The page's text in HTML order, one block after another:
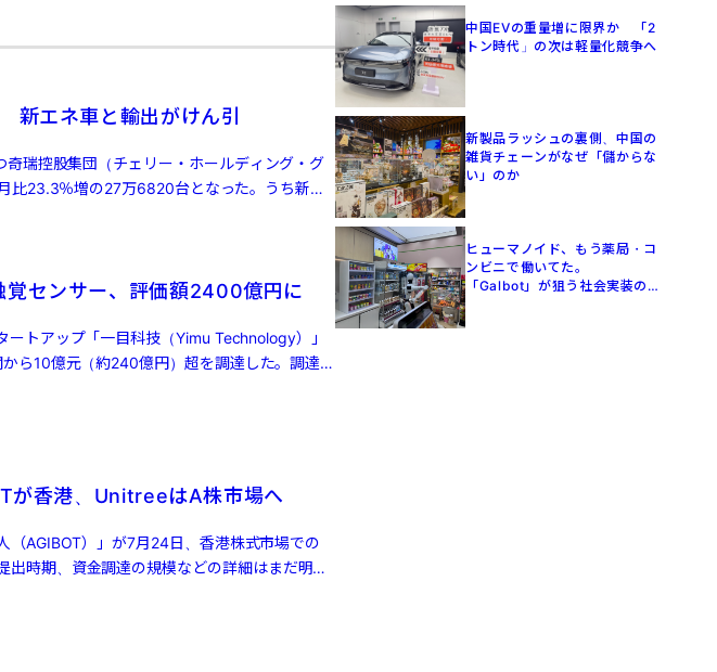
エネ車と輸出がけん引
瑞控股集団（チェリー・ホールディング・グ
比23.3％増の27万6820台となった。うち新エ
センサー、評価額2400億円に
トアップ「一目科技（Yimu Technology）」
ら10億元（約240億円）超を調達した。調達
が香港、UnitreeはA株市場へ
（AGIBOT）」が7月24日、香港株式市場での
出時期、資金調達の規模などの詳細はまだ明ら
中国EVの重量増に限界か 「2
トン時代」の次は軽量化競争へ
新製品ラッシュの裏側、中国の
雑貨チェーンがなぜ「儲からな
い」のか
ヒューマノイド、もう薬局・コ
ンビニで働いてた。
「Galbot」が狙う社会実装の